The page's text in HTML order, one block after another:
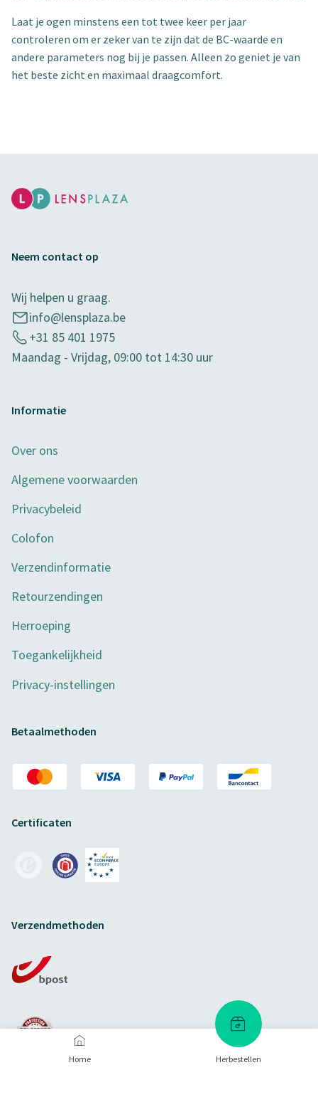
Laat je ogen minstens een tot twee keer per jaar
controleren om er zeker van te zijn dat de BC-waarde en
andere parameters nog bij je passen. Alleen zo geniet je van
het beste zicht en maximaal draagcomfort.
Home Herbestellen
Neem contact op
Wij helpen u graag.
info@lensplaza.be
+31 85 401 1975
Maandag - Vrijdag, 09:00 tot 14:30 uur
Informatie
Over ons
Algemene voorwaarden
Privacybeleid
Colofon
Verzendinformatie
Retourzendingen
Herroeping
Toegankelijkheid
Privacy-instellingen
Betaalmethoden
Certificaten
Verzendmethoden